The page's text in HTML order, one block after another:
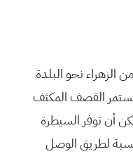
نحو البلدة
القصف المكثف
أن توفر السيطرة
لطريق الوصل